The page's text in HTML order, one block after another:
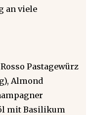
an viele
Pastagewürz
Almond
mit Basilikum